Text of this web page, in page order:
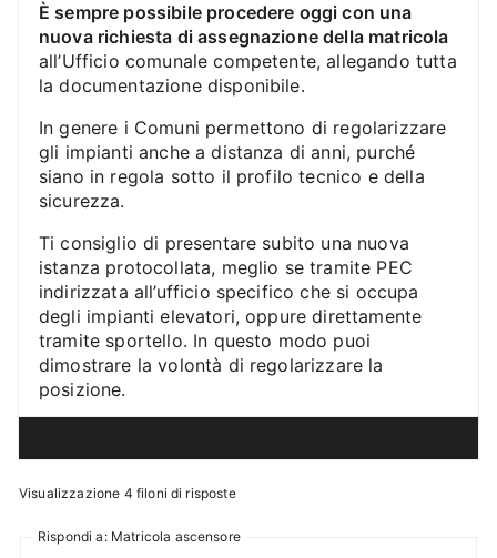
È sempre possibile procedere oggi con una
nuova richiesta di assegnazione della matricola
all’Ufficio comunale competente, allegando tutta
la documentazione disponibile.
In genere i Comuni permettono di regolarizzare
gli impianti anche a distanza di anni, purché
siano in regola sotto il profilo tecnico e della
sicurezza.
Ti consiglio di presentare subito una nuova
istanza protocollata, meglio se tramite PEC
indirizzata all’ufficio specifico che si occupa
degli impianti elevatori, oppure direttamente
tramite sportello. In questo modo puoi
dimostrare la volontà di regolarizzare la
posizione.
Visualizzazione 4 filoni di risposte
Rispondi a: Matricola ascensore